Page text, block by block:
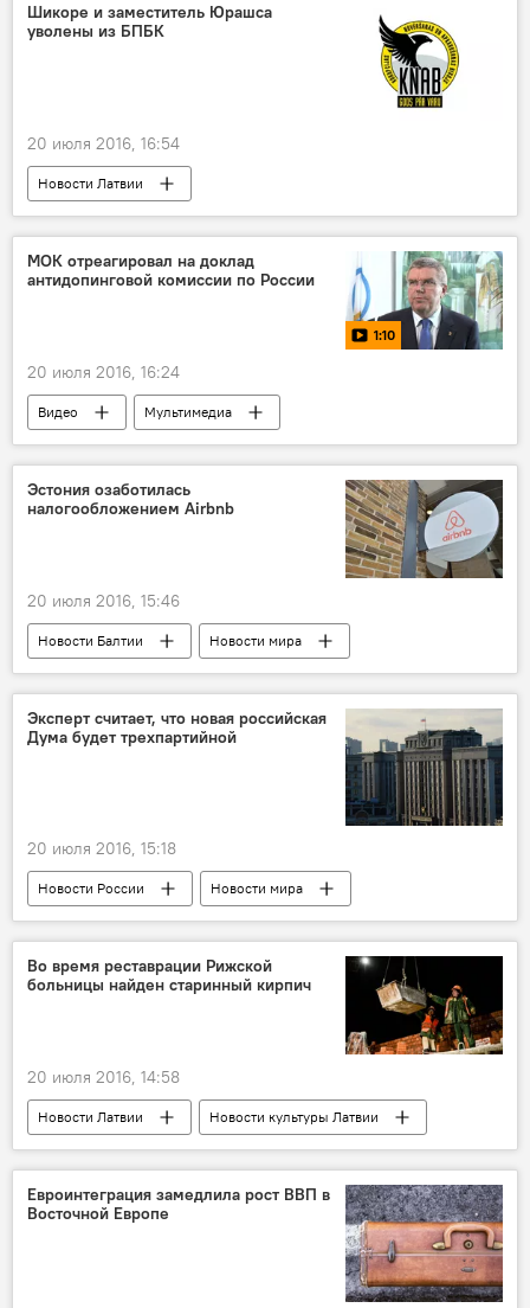
Шикоре и заместитель Юрашса
уволены из БПБК
20 июля 2016, 16:54
Новости Латвии
МОК отреагировал на доклад
антидопинговой комиссии по России
1:10
20 июля 2016, 16:24
Видео Мультимедиа
Эстония озаботилась
налогообложением Airbnb
20 июля 2016, 15:46
Новости Балтии
Новости мира
Дивный новый мир
Эксперт считает, что новая российская
Дума будет трехпартийной
20 июля 2016, 15:18
Новости России Новости мира
Во время реставрации Рижской
больницы найден старинный кирпич
20 июля 2016, 14:58
Новости Латвии Новости культуры Латвии
Евроинтеграция замедлила рост ВВП в
Восточной Европе